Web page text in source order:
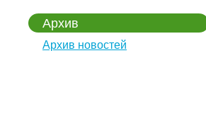
Архив
Архив новостей